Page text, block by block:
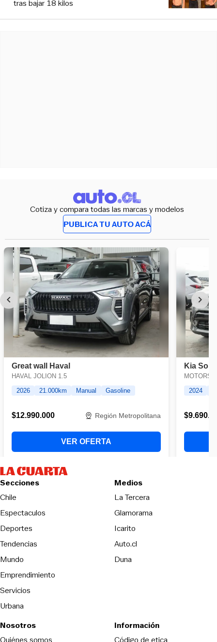
tras bajar 18 kilos
Cotiza y compara todas las marcas y modelos
PUBLICA TU AUTO ACÁ
Secciones
Chile
Espectaculos
Deportes
Tendencias
Mundo
Emprendimiento
Servicios
Urbana
Medios
La Tercera
Glamorama
Icarito
Auto.cl
Duna
Nosotros
Quiénes somos
Información
Código de etica